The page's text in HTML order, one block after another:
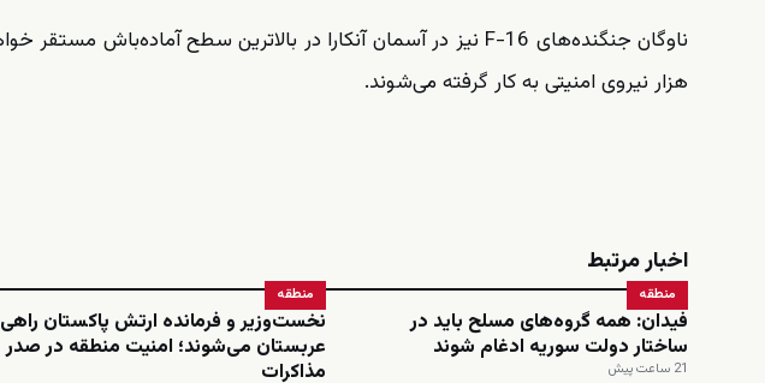
هزار نیروی امنیتی به کار گرفته می‌شوند.
اخبار مرتبط
منطقه
فیدان: همه گروه‌های مسلح باید در
ساختار دولت سوریه ادغام شوند
21 ساعت پیش
منطقه
نخست‌وزیر و فرمانده ارتش پاکستان راهی
عربستان می‌شوند؛ امنیت منطقه در صدر
مذاکرات